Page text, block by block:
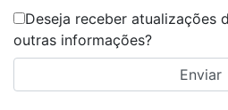
Deseja receber atualizações
outras informações?